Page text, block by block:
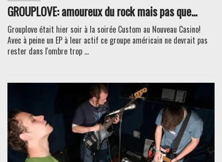
GROUPLOVE: amoureux du rock mais pas que...
Grouplove était hier soir à la soirée Custom au Nouveau Casino!
Avec à peine un EP à leur actif ce groupe américain ne devrait pas
rester dans l'ombre trop ...